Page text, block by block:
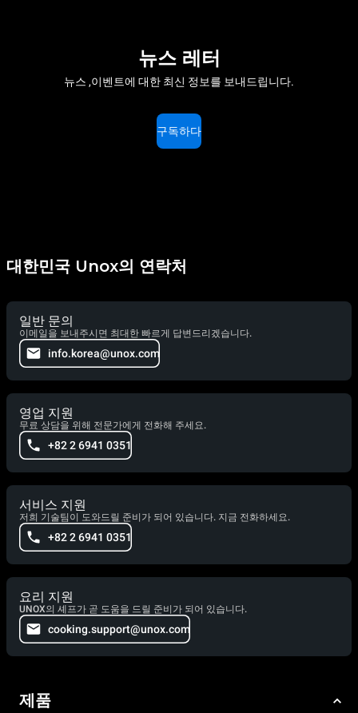
뉴스 레터
뉴스 ,이벤트에 대한 최신 정보를 보내드립니다.
구독하다
대한민국 Unox의 연락처
일반 문의
이메일을 보내주시면 최대한 빠르게 답변드리겠습니다.
info.korea@unox.com
영업 지원
무료 상담을 위해 전문가에게 전화해 주세요.
+82 2 6941 0351
서비스 지원
저희 기술팀이 도와드릴 준비가 되어 있습니다. 지금 전화하세요.
+82 2 6941 0351
요리 지원
UNOX의 셰프가 곧 도움을 드릴 준비가 되어 있습니다.
cooking.support@unox.com
제품